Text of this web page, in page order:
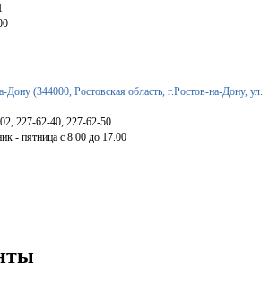
Дону (344000, Ростовская область, г.Ростов-на-Дону, ул.
227-62-40, 227-62-50
- пятница с 8.00 до 17.00